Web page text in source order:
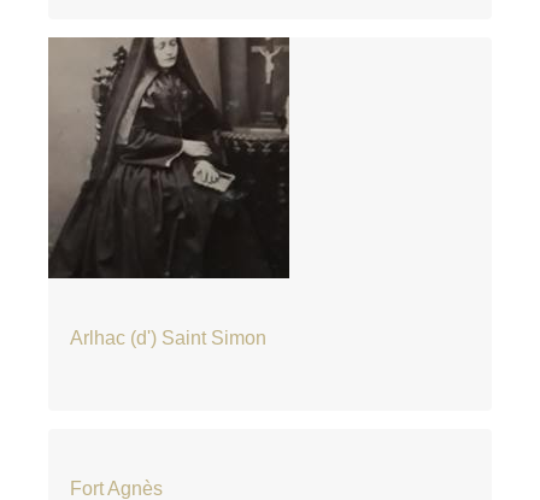
Arlhac (d') Saint Simon
Fort Agnès